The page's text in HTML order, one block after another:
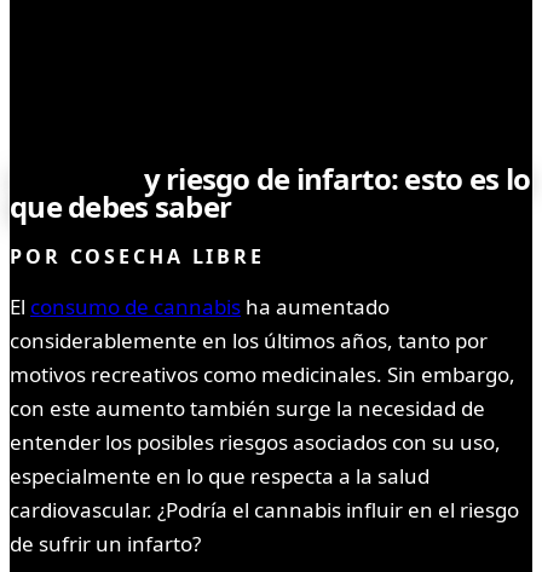
y riesgo de infarto: esto es lo
que debes saber
POR COSECHA LIBRE
El consumo de cannabis ha aumentado
considerablemente en los últimos años, tanto por
motivos recreativos como medicinales. Sin embargo,
con este aumento también surge la necesidad de
entender los posibles riesgos asociados con su uso,
especialmente en lo que respecta a la salud
cardiovascular. ¿Podría el cannabis influir en el riesgo
de sufrir un infarto?